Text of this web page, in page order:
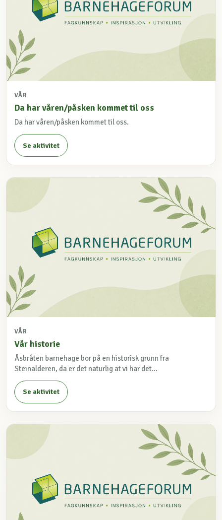
VÅR
Da har våren/påsken kommet til oss
Da har våren/påsken kommet til oss.
Se aktivitet
VÅR
Vår historie
Åsbråten barnehage bor på en historisk grunn fra
Steinalderen, da er det naturlig at vi har det...
Se aktivitet